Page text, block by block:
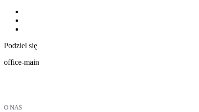
Podziel się
office-main
O NAS